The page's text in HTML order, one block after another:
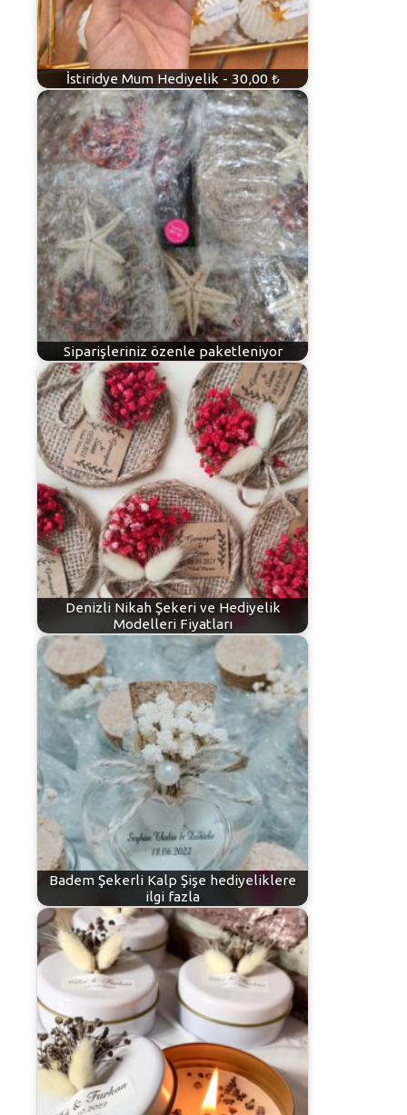
İstiridye Mum Hediyelik - 30,00 ₺
Siparişleriniz özenle paketleniyor
Denizli Nikah Şekeri ve Hediyelik
Modelleri Fiyatları
Badem Şekerli Kalp Şişe hediyeliklere
ilgi fazla